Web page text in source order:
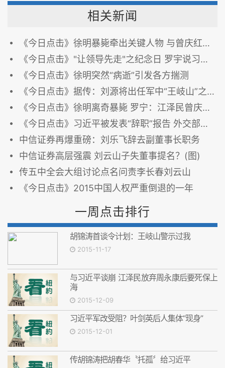
相关新闻
《今日点击》徐明暴毙牵出关键人物 与曾庆红之子相关
《今日点击》"让领导先走"之纪念日 罗宇说习近平封杀了江泽民
《今日点击》徐明突然“病逝”引发各方揣测
《今日点击》据传：刘源将出任军中“王岐山”之职
《今日点击》徐明离奇暴毙 罗宁：江泽民曾庆红要杀习近平
《今日点击》习近平被发表“辞职”报告 外交部悬了
中信证券再爆重磅：刘乐飞辞去副董事长职务
中信证券高层强震 刘云山子失董事提名？(图)
传五中全会大组讨论点名问责李长春刘云山
《今日点击》2015中国人权严重倒退的一年
一周点击排行
胡锦涛首谈令计划：王岐山警示过我
2015-11-17
与习近平谈崩 江泽民放弃周永康后要死保上
海
2015-12-09
习近平军改受阻？叶剑英后人集体“现身”
2015-12-01
传胡锦涛把胡春华〝托孤〞给习近平